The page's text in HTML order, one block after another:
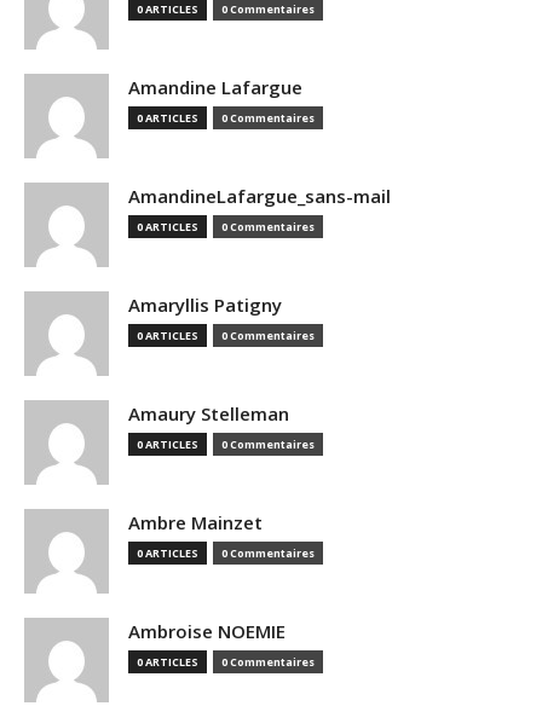
0 ARTICLES 0 Commentaires
Amandine Lafargue
0 ARTICLES 0 Commentaires
AmandineLafargue_sans-mail
0 ARTICLES 0 Commentaires
Amaryllis Patigny
0 ARTICLES 0 Commentaires
Amaury Stelleman
0 ARTICLES 0 Commentaires
Ambre Mainzet
0 ARTICLES 0 Commentaires
Ambroise NOEMIE
0 ARTICLES 0 Commentaires